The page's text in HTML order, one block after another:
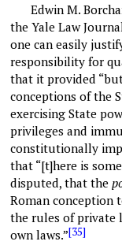
Edwin M.
the Yale Law
one can easily
responsibility for
that it provided
conceptions of the
exercising State
privileges and
constitutionally
that “[t]here is
disputed, that the
Roman conception
the rules of private
own laws.”[35]